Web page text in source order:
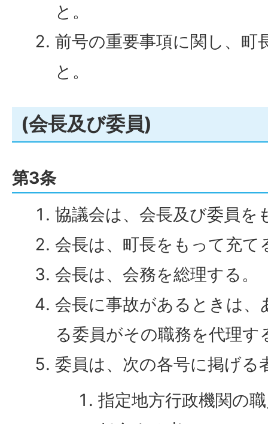
と。
前号の重要事項に関し、町
と。
(会長及び委員)
第3条
協議会は、会長及び委員を
会長は、町長をもって充て
会長は、会務を総理する。
会長に事故があるときは
る委員がその職務を代理す
委員は、次の各号に掲げる
指定地方行政機関の